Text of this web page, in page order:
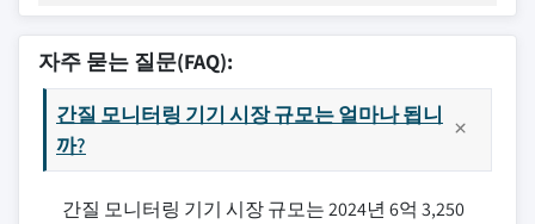
자주 묻는 질문(FAQ):
간질 모니터링 기기 시장 규모는 얼마나 됩니
까?
간질 모니터링 기기 시장 규모는 2024년 6억 3,250